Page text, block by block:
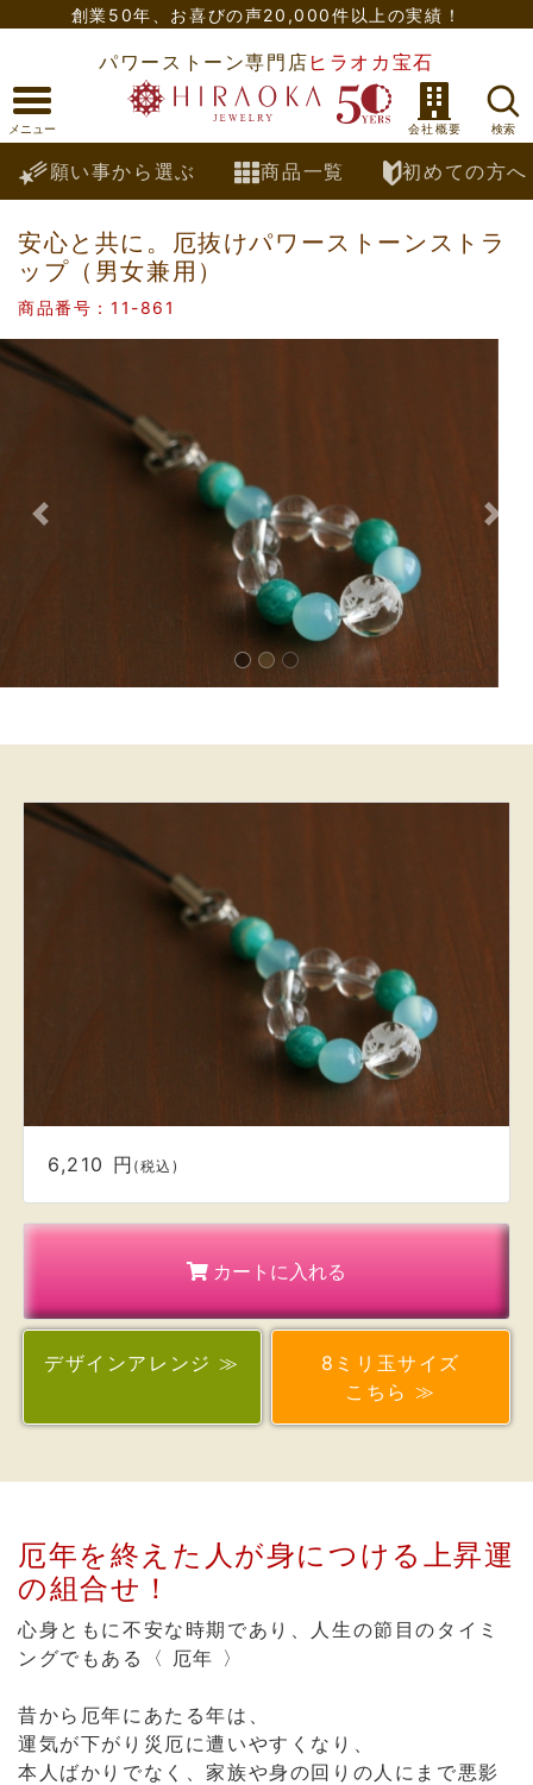
創業50年、 お喜びの声20,000件以上の実績！
パワーストーン専門店 ヒラオカ宝石
願い事から選ぶ 商品一覧 初めての方へ
安心と共に。厄抜けパワーストーンストラ
ップ（男女兼用）
商品番号：11-861
Previous
カートに入れる
こちら ≫
厄年を終えた人が身につける上昇運
の組合せ！
ングでもある〈 厄年 〉
昔から厄年にあたる年は、
運気が下がり災厄に遭いやすくなり、
本人ばかりでなく、家族や身の回りの人にまで悪影
響を及ぼすことがある、
と言われているため、
ないよう自粛される人もいます。
そんな厄年が終わり、厄年の厄抜け となれば、